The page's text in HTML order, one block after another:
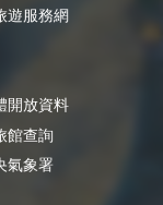
遊服務網
開放資料
館查詢
氣象署